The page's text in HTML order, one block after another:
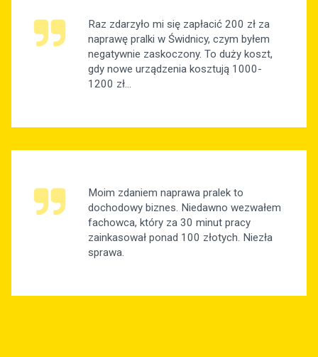
Raz zdarzyło mi się zapłacić 200 zł za
naprawę pralki w Świdnicy, czym byłem
negatywnie zaskoczony. To duży koszt,
gdy nowe urządzenia kosztują 1000-
1200 zł...
Moim zdaniem naprawa pralek to
dochodowy biznes. Niedawno wezwałem
fachowca, który za 30 minut pracy
zainkasował ponad 100 złotych. Niezła
sprawa.